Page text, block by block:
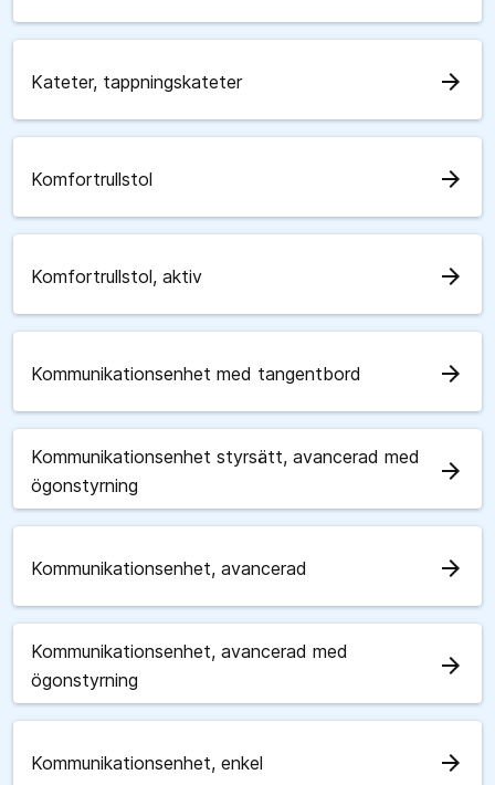
Kateter, tappningskateter arrow_forward
Komfortrullstol arrow_forward
Komfortrullstol, aktiv arrow_forward
Kommunikationsenhet med tangentbord arrow_forward
Kommunikationsenhet styrsätt, avancerad med
ögonstyrning
arrow_forward
Kommunikationsenhet, avancerad arrow_forward
Kommunikationsenhet, avancerad med
ögonstyrning
arrow_forward
Kommunikationsenhet, enkel arrow_forward